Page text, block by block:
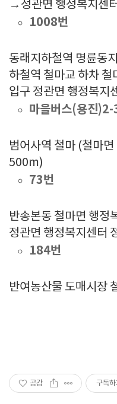
→정관면 행정복지센터
1008번
동래지하철역 명륜동
하철역 철마교 하차
입구 정관면 행정복지
마을버스(용진)2-
범어사역 철마 (철마
500m)
73번
반송본동 철마면 행정
정관면 행정복지센터
184번
반여농산물 도매시장
공감 구독하